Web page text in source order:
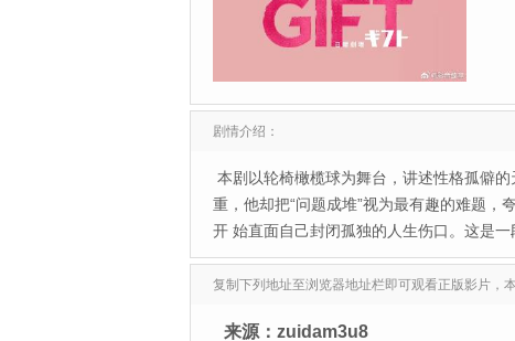
剧情介绍：
本剧以轮椅橄榄球为舞台，讲述性格孤僻
重，他却把“问题成堆”视为最有趣的难题
开 始直面自己封闭孤独的人生伤口。这是一
复制下列地址至浏览器地址栏即可观看正版影片，
来源：zuidam3u8